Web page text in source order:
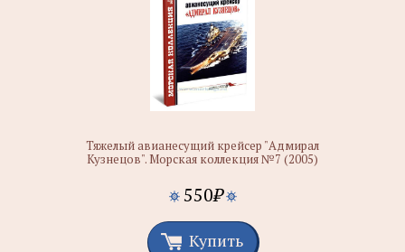
Тяжелый авианесущий крейсер "Адмирал
Кузнецов". Морская коллекция №7 (2005)
550₽
Купить